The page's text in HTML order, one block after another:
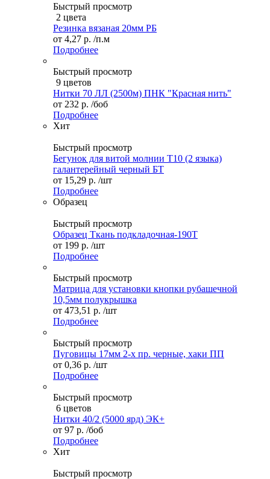
Быстрый просмотр
2 цвета
Резинка вязаная 20мм РБ
от 4,27 р. /п.м
Подробнее
Быстрый просмотр
9 цветов
Нитки 70 ЛЛ (2500м) ПНК "Красная нить"
от 232 р. /боб
Подробнее
Хит
Быстрый просмотр
Бегунок для витой молнии Т10 (2 языка)
галантерейный черный БТ
от 15,29 р. /шт
Подробнее
Образец
Быстрый просмотр
Образец Ткань подкладочная-190Т
от 199 р. /шт
Подробнее
Быстрый просмотр
Матрица для установки кнопки рубашечной
10,5мм полукрышка
от 473,51 р. /шт
Подробнее
Быстрый просмотр
Пуговицы 17мм 2-х пр. черные, хаки ПП
от 0,36 р. /шт
Подробнее
Быстрый просмотр
6 цветов
Нитки 40/2 (5000 ярд) ЭК+
от 97 р. /боб
Подробнее
Хит
Быстрый просмотр